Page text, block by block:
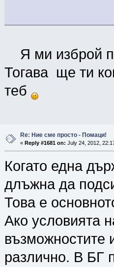
Я ми изброй
Тогава ще ти
теб
Re: Ние сме просто - Помаци!
« Reply #1681 on: July 24, 2012,
Когато една
длъжна да
Това е
Ако условията
възможностите
различно. В БГ